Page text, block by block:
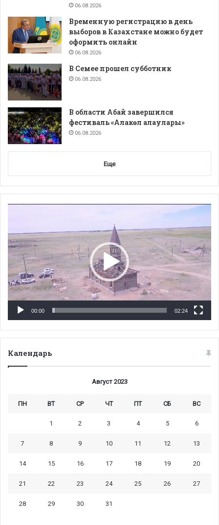
06.08.2026
Временную регистрацию в день
выборов в Казахстане можно будет
оформить онлайн
06.08.2026
В Семее прошел субботник
06.08.2026
В области Абай завершился
фестиваль «Алакөл алаулары»
06.08.2026
Еще
00:00 02:24
Календарь
Август 2023
ПН ВТ СР ЧТ ПТ СБ ВС
1 2 3 4 5 6
7 8 9 10 11 12 13
14 15 16 17 18 19 20
21 22 23 24 25 26 27
28 29 30 31